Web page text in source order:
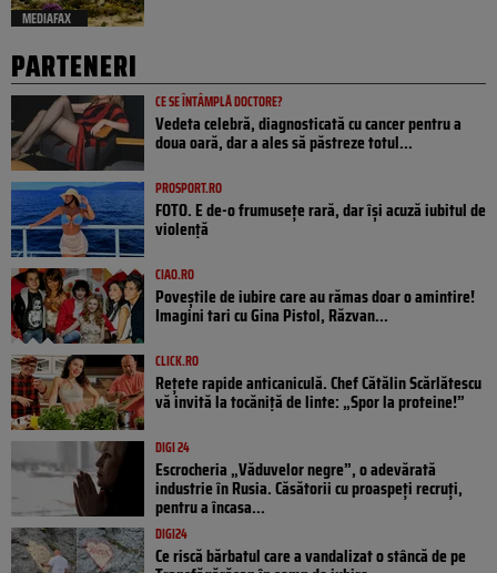
MEDIAFAX
PARTENERI
CE SE ÎNTÂMPLĂ DOCTORE?
Vedeta celebră, diagnosticată cu cancer pentru a
doua oară, dar a ales să păstreze totul...
PROSPORT.RO
FOTO. E de-o frumusețe rară, dar își acuză iubitul de
violență
CIAO.RO
Poveştile de iubire care au rămas doar o amintire!
Imagini tari cu Gina Pistol, Răzvan...
CLICK.RO
Rețete rapide anticaniculă. Chef Cătălin Scărlătescu
vă invită la tocăniță de linte: „Spor la proteine!”
DIGI 24
Escrocheria „Văduvelor negre”, o adevărată
industrie în Rusia. Căsătorii cu proaspeți recruți,
pentru a încasa...
DIGI24
Ce riscă bărbatul care a vandalizat o stâncă de pe